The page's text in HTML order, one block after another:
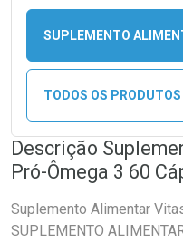
SUPLEMENTO
TODOS OS
Descrição
Pró-Ômega 3 60
Suplemento Alimentar
SUPLEMENTO